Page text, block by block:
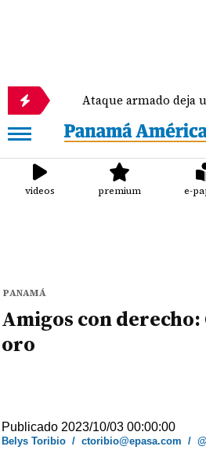
Ataque armado deja una
videos premium e-
PANAMÁ
Amigos con
oro
Publicado 2023/10/03 00:00:00
Belys Toribio /ctoribio@epasa.com /